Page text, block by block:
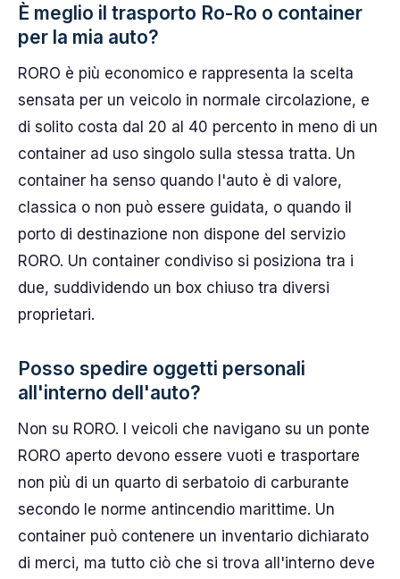
È meglio il trasporto Ro-Ro o container
per la mia auto?
RORO è più economico e rappresenta la scelta
sensata per un veicolo in normale circolazione, e
di solito costa dal 20 al 40 percento in meno di un
container ad uso singolo sulla stessa tratta. Un
container ha senso quando l'auto è di valore,
classica o non può essere guidata, o quando il
porto di destinazione non dispone del servizio
RORO. Un container condiviso si posiziona tra i
due, suddividendo un box chiuso tra diversi
proprietari.
Posso spedire oggetti personali
all'interno dell'auto?
Non su RORO. I veicoli che navigano su un ponte
RORO aperto devono essere vuoti e trasportare
non più di un quarto di serbatoio di carburante
secondo le norme antincendio marittime. Un
container può contenere un inventario dichiarato
di merci, ma tutto ciò che si trova all'interno deve